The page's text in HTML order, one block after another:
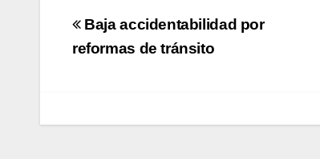
Navegación
de
Baja accidentabilidad por
reformas de tránsito